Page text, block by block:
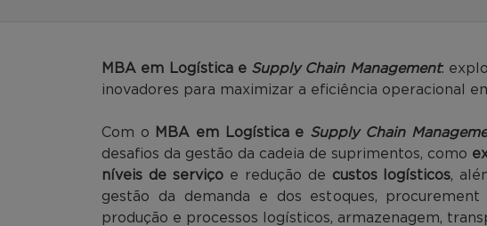
MBA em Logística e Supply Chain Management:
inovadores para maximizar a eficiência operacional
Com o MBA em Logística e Supply Chain
desafios da gestão da cadeia de suprimentos, como
níveis de serviçoe redução de custos logísticos,
gestão da demanda e dos estoques,
produção e processos logísticos, armazenagem,